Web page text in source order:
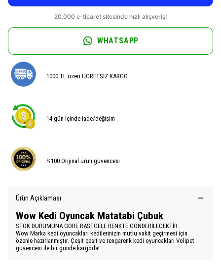
WHATSAPP
1000 TL üzeri ÜCRETSİZ KARGO
14 gün içinde iade/değişim
%100 Orijinal ürün güvencesi
Ürün Açıklaması
Wow Kedi Oyuncak Matatabi Çubuk
STOK DURUMUNA GÖRE RASTGELE RENKTE GÖNDERİLECEKTİR.
Wow Marka kedi oyuncakları kedilerinizin mutlu vakit geçirmesi için
özenle hazırlanmıştır. Çeşit çeşit ve rengarenk kedi oyuncakları Volipet
güvencesi ile bir günde kargoda!